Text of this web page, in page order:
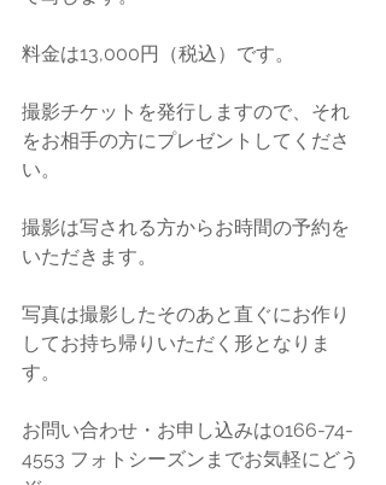
料金は13,000円（税込）です。
撮影チケットを発行しますので、それ
をお相手の方にプレゼントしてくださ
い。
撮影は写される方からお時間の予約を
いただきます。
写真は撮影したそのあと直ぐにお作り
してお持ち帰りいただく形となりま
す。
お問い合わせ・お申し込みは0166-74-
4553 フォトシーズンまでお気軽にどう